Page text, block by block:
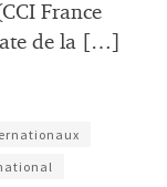
France
de la […]